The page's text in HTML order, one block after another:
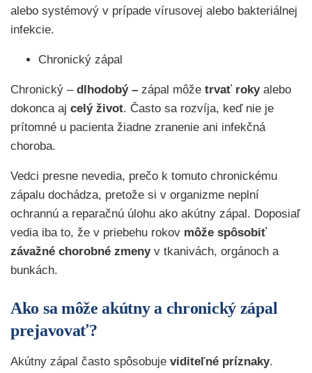
alebo systémový v prípade vírusovej alebo bakteriálnej
infekcie.
Chronický zápal
Chronický – dlhodobý – zápal môže trvať rokyalebo
dokonca aj celý život. Často sa rozvíja, keď nie je
prítomné u pacienta žiadne zranenie ani infekčná
choroba.
Vedci presne nevedia, prečo k tomuto chronickému
zápalu dochádza, pretože si v organizme neplní
ochrannú a reparačnú úlohu ako akútny zápal. Doposiaľ
vedia iba to, že v priebehu rokov môže spôsobiť
závažné chorobné zmenyv tkanivách, orgánoch a
bunkách.
Ako sa môže akútny a chronický zápal
prejavovať?
Akútny zápal často spôsobuje viditeľné príznaky.